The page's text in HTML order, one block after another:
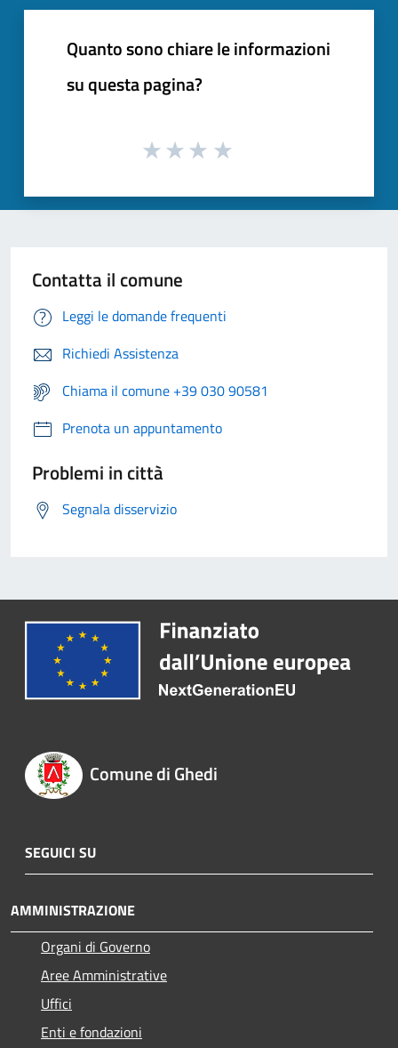
Quanto sono chiare le informazioni
su questa pagina?
Contatta il comune
Leggi le domande frequenti
Richiedi Assistenza
Chiama il comune +39 030 90581
Prenota un appuntamento
Problemi in città
Segnala disservizio
Comune di Ghedi
SEGUICI SU
AMMINISTRAZIONE
Organi di Governo
Aree Amministrative
Uffici
Enti e fondazioni